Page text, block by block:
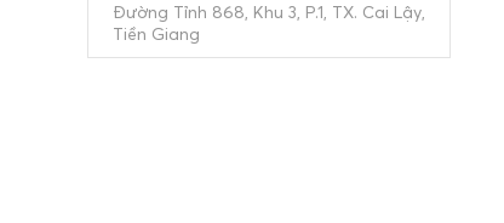
Đường Tỉnh 868, Khu 3, P.1, TX. Cai Lậy,
Tiền Giang